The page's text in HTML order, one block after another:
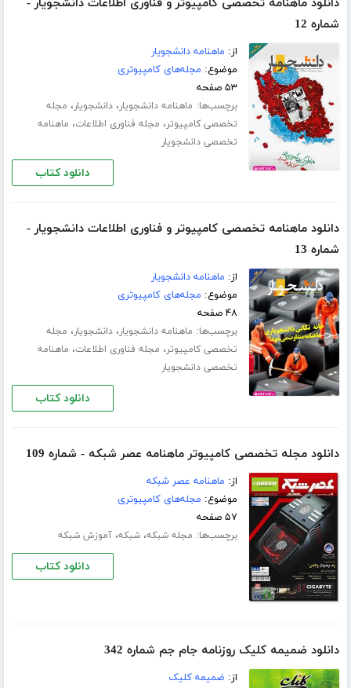
دانلود ماهنامه تخصصی کامپیوتر و فناوری اطلاعات دانشجویار -
شماره 12
از: ماهنامه دانشجویار
موضوع: مجله‌های کامپیوتری
۵۳ صفحه
برچسب‌ها: ماهنامه دانشجویار،دانشجویار، مجله
تخصصی کامپیوتر، مجله فناوری اطلاعات، ماهنامه
تخصصی دانشجویار
دانلود کتاب
دانلود ماهنامه تخصصی کامپیوتر و فناوری اطلاعات دانشجویار -
شماره 13
از: ماهنامه دانشجویار
موضوع: مجله‌های کامپیوتری
۴۸ صفحه
برچسب‌ها: ماهنامه دانشجویار،دانشجویار، مجله
تخصصی کامپیوتر، مجله فناوری اطلاعات، ماهنامه
تخصصی دانشجویار
دانلود کتاب
دانلود مجله تخصصی کامپیوتر ماهنامه عصر شبکه - شماره 109
از: ماهنامه عصر شبکه
موضوع: مجله‌های کامپیوتری
۵۷ صفحه
برچسب‌ها: مجله شبکه،شبکه،آموزش شبکه
دانلود کتاب
دانلود ضمیمه کلیک روزنامه جام جم شماره 342
از: ضمیمه کلیک